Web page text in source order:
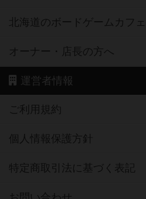
北海道のボードゲームカフェ
オーナー・店長の方へ
運営者情報
ご利用規約
個人情報保護方針
特定商取引法に基づく表記